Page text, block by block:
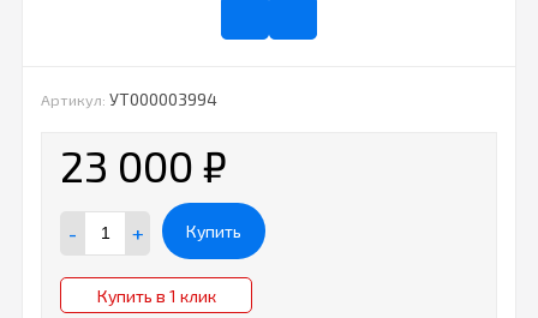
Артикул: УТ000003994
23 000 ₽
- + Купить
Купить в 1 клик